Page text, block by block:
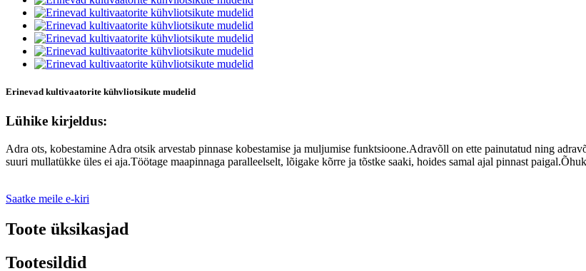
Erinevad kultivaatorite kühvliotsikute mudelid
Lühike kirjeldus:
Adra ots, kobestamine Adra otsik arvestab pinnase kobestamise ja muljumise funktsioone.Adravõll on ette painutatud ning
suuri mullatükke üles ei aja.Töötage maapinnaga paralleelselt, lõigake kõrre ja tõstke saaki, hoides samal ajal pinnast
Saatke meile e-kiri
Toote üksikasjad
Tootesildid